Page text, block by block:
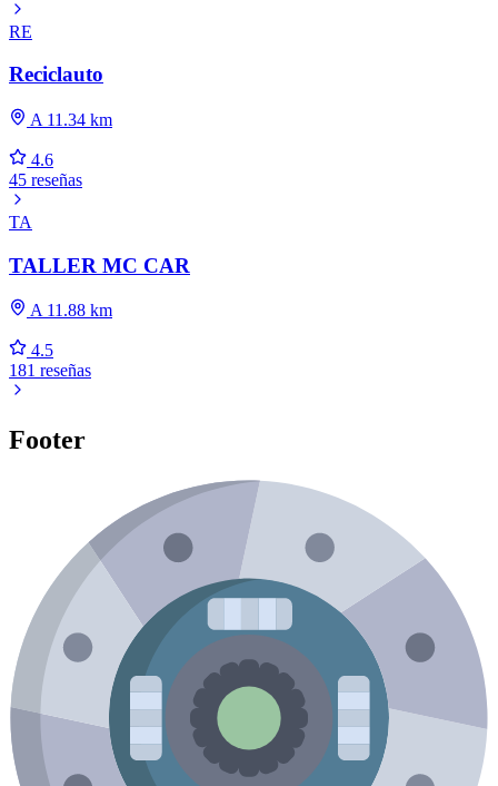
RE
Reciclauto
A 11.34 km
4.6
45 reseñas
TA
TALLER MC CAR
A 11.88 km
4.5
181 reseñas
Footer